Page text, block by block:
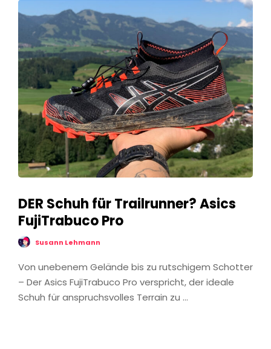
DER Schuh für Trailrunner? Asics
FujiTrabuco Pro
Susann Lehmann
Von unebenem Gelände bis zu rutschigem Schotter
– Der Asics FujiTrabuco Pro verspricht, der ideale
Schuh für anspruchsvolles Terrain zu …